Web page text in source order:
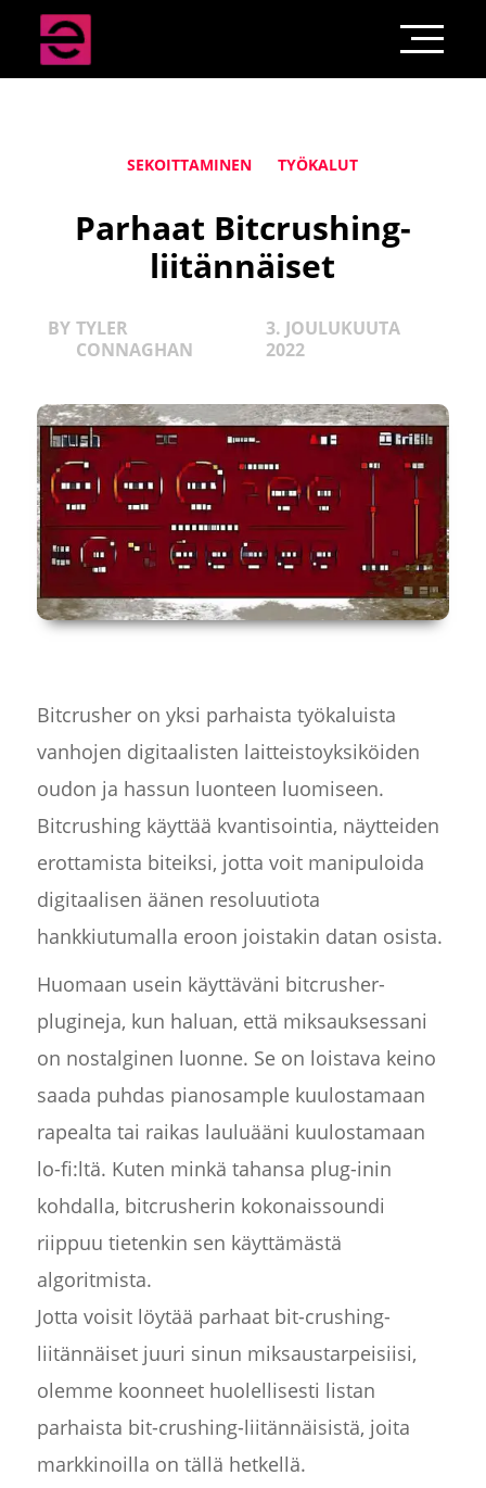
SEKOITTAMINEN TYÖKALUT
Parhaat Bitcrushing-
liitännäiset
BY TYLER
CONNAGHAN
3. JOULUKUUTA
2022
Bitcrusher on yksi parhaista työkaluista
vanhojen digitaalisten laitteistoyksiköiden
oudon ja hassun luonteen luomiseen.
Bitcrushing käyttää kvantisointia, näytteiden
erottamista biteiksi, jotta voit manipuloida
digitaalisen äänen resoluutiota
hankkiutumalla eroon joistakin datan osista.
Huomaan usein käyttäväni bitcrusher-
plugineja, kun haluan, että miksauksessani
on nostalginen luonne. Se on loistava keino
saada puhdas pianosample kuulostamaan
rapealta tai raikas lauluääni kuulostamaan
lo-fi:ltä. Kuten minkä tahansa plug-inin
kohdalla, bitcrusherin kokonaissoundi
riippuu tietenkin sen käyttämästä
algoritmista.
Jotta voisit löytää parhaat bit-crushing-
liitännäiset juuri sinun miksaustarpeisiisi,
olemme koonneet huolellisesti listan
parhaista bit-crushing-liitännäisistä, joita
markkinoilla on tällä hetkellä.